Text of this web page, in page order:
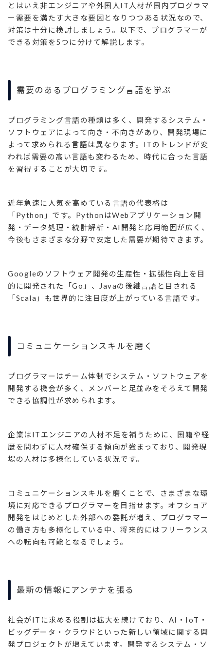
とはいえ非エンジニアや外国人IT人材が国内プログラマ
ー需要を満たす大きな要因となりつつある状況なので、
対策は十分に検討しましょう。以下で、プログラマーが
できる対策を5つに分けて解説します。
需要のあるプログラミング言語を学ぶ
プログラミング言語の種類は多く、開発するシステム・
ソフトウェアによって向き・不向きがあり、開発現場に
よって求められる言語は異なります。ITのトレンドが変
われば需要の高い言語も変わるため、時代に合った言語
を習得することが大切です。
近年急速に人気を高めている言語の代表格は
「Python」です。PythonはWebアプリケーション開
発・データ処理・統計解析・AI開発と応用範囲が広く、
今後もさまざまな分野で安定した需要が期待できます。
Googleのソフトウェア開発の生産性・拡張性向上を目
的に開発された「Go」、Javaの後継言語と目される
「Scala」も世界的に注目度が上がっている言語です。
コミュニケーションスキルを磨く
プログラマーはチーム体制でシステム・ソフトウェアを
開発する機会が多く、メンバーと足並みをそろえて開発
できる協調性が求められます。
企業はITエンジニアの人材不足を補うために、国籍や経
歴を問わずに人材確保する傾向が強まっており、開発現
場の人材は多様化している状況です。
コミュニケーションスキルを磨くことで、さまざまな環
境に対応できるプログラマーを目指せます。オフショア
開発をはじめとした外部への委託が増え、プログラマー
の働き方も多様化している中、将来的にはフリーランス
への転向も可能となるでしょう。
最新の情報にアンテナを張る
社会がITに求める役割は拡大を続けており、AI・IoT・
ビッグデータ・クラウドといった新しい領域に関する開
発プロジェクトが増えています。開発するシステム・ソ